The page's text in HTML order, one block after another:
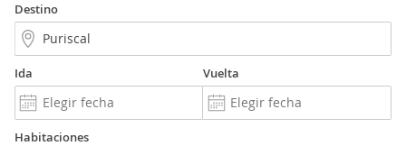
Destino
Ida Vuelta
Habitaciones